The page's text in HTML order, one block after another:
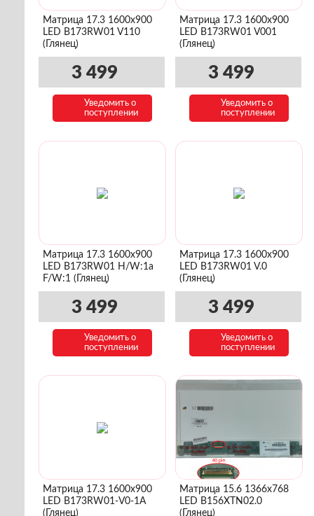
Матрица 17.3 1600x900
LED B173RW01 V110
(Глянец)
3 499
Уведомить о
поступлении
Матрица 17.3 1600x900
LED B173RW01 V001
(Глянец)
3 499
Уведомить о
поступлении
Матрица 17.3 1600x900
LED B173RW01 H/W:1a
F/W:1 (Глянец)
3 499
Уведомить о
поступлении
Матрица 17.3 1600x900
LED B173RW01 V.0
(Глянец)
3 499
Уведомить о
поступлении
Матрица 17.3 1600x900
LED B173RW01-V0-1A
(Глянец)
Матрица 15.6 1366x768
LED B156XTN02.0
(Глянец)